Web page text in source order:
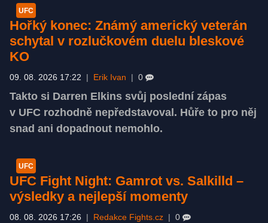
UFC
Hořký konec: Známý americký veterán
schytal v rozlučkovém duelu bleskové
KO
09. 08. 2026 17:22 Erik Ivan 0
Takto si Darren Elkins svůj poslední zápas
v UFC rozhodně nepředstavoval. Hůře to pro něj
snad ani dopadnout nemohlo.
UFC
UFC Fight Night: Gamrot vs. Salkilld –
výsledky a nejlepší momenty
08. 08. 2026 17:26 Redakce Fights.cz 0